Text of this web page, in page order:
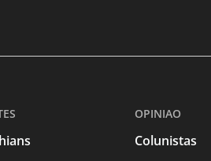
OPINIAO
Colunistas